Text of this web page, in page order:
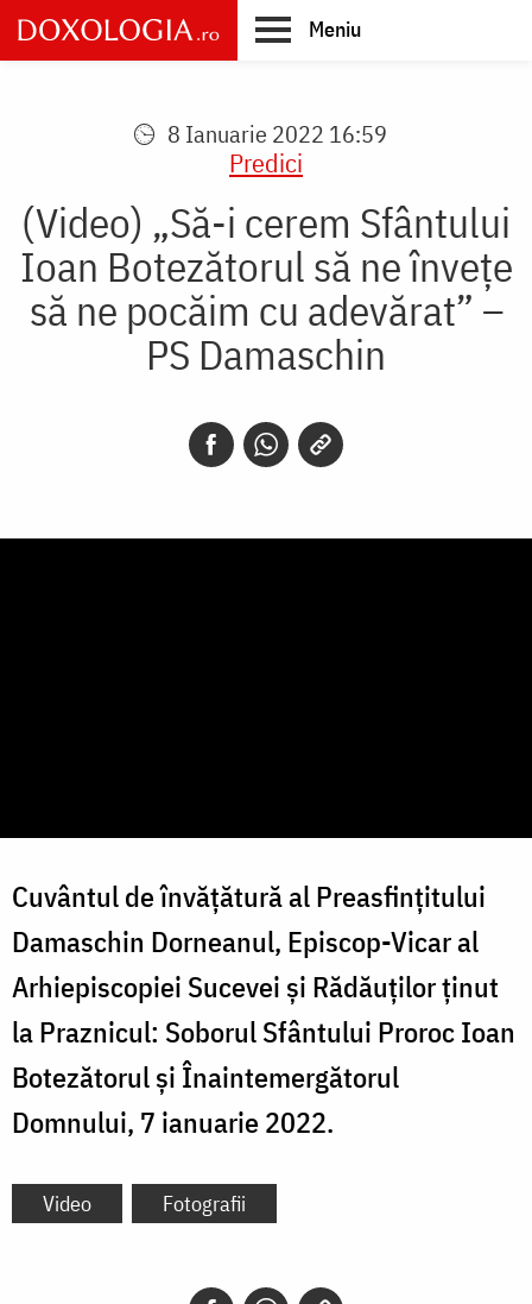
Skip
to
main
Meniu
8 Ianuarie 2022 16:59
Predici
(Video) „Să-i cerem Sfântului
Ioan Botezătorul să ne învețe
să ne pocăim cu adevărat” –
PS Damaschin
Cuvântul de învățătură al Preasfințitului
Damaschin Dorneanul, Episcop-Vicar al
Arhiepiscopiei Sucevei și Rădăuților ținut
la Praznicul: Soborul Sfântului Proroc Ioan
Botezătorul și Înaintemergătorul
Domnului, 7 ianuarie 2022.
Video Fotografii